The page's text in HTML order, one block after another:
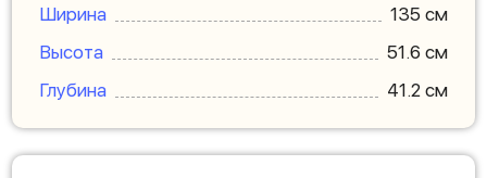
Ширина
135 см
Высота
51.6 см
Глубина
41.2 см